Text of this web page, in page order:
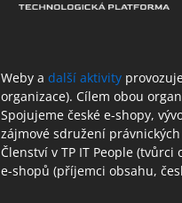
Weby adalší aktivity
organizace). Cílem obou
Spojujeme české e-shopy,
zájmové sdružení
Členství v TP IT People
e-shopů (příjemci obsahu,